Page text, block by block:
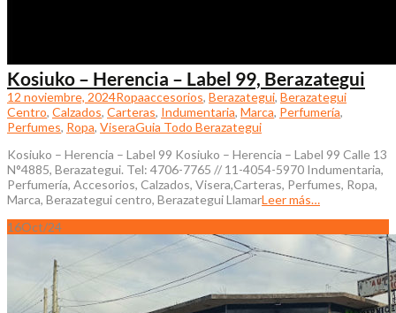
Kosiuko – Herencia – Label 99, Berazategui
12 noviembre, 2024Ropaaccesorios, Berazategui, Berazategui
Centro, Calzados, Carteras, Indumentaria, Marca, Perfumería,
Perfumes, Ropa, ViseraGuia Todo Berazategui
Kosiuko – Herencia – Label 99 Kosiuko – Herencia – Label 99 Calle 13
N°4885, Berazategui. Tel: 4706-7765 // 11-4054-5970 Indumentaria,
Perfumería, Accesorios, Calzados, Visera,Carteras, Perfumes, Ropa,
Marca, Berazategui centro, Berazategui LlamarLeer más…
16Oct/24